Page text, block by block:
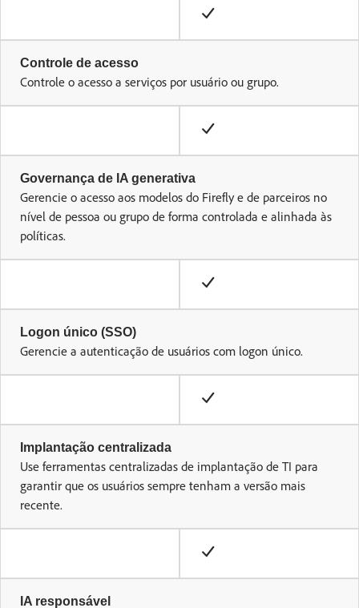
Controle de acesso
Controle o acesso a serviços por usuário ou grupo.
Governança de IA generativa
Gerencie o acesso aos modelos do Firefly e de parceiros no
nível de pessoa ou grupo de forma controlada e alinhada às
políticas.
Logon único (SSO)
Gerencie a autenticação de usuários com logon único.
Implantação centralizada
Use ferramentas centralizadas de implantação de TI para
garantir que os usuários sempre tenham a versão mais
recente.
IA responsável